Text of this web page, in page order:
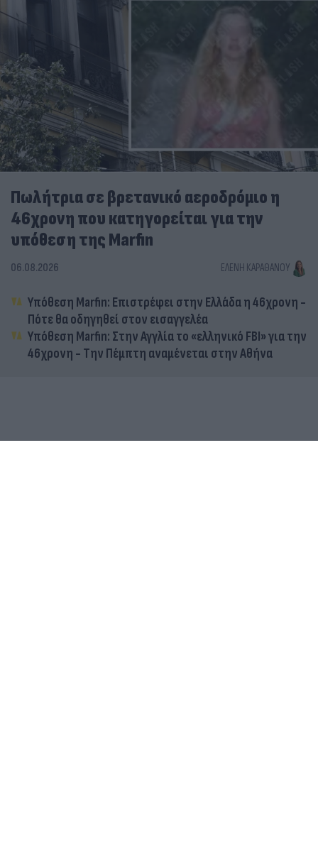
Πωλήτρια σε βρετανικό αεροδρόμιο η
46χρονη που κατηγορείται για την
υπόθεση της Marfin
06.08.2026 ΕΛΈΝΗ ΚΑΡΑΘΆΝΟΥ
Υπόθεση Marfin: Επιστρέφει στην Ελλάδα η 46χρονη -
Πότε θα οδηγηθεί στον εισαγγελέα
Υπόθεση Marfin: Στην Αγγλία το «ελληνικό FBI» για την
46χρονη - Την Πέμπτη αναμένεται στην Αθήνα